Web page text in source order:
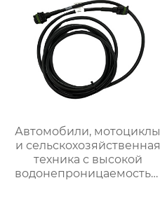
Автомобили, мотоциклы
и сельскохозяйственная
техника с высокой
водонепроницаемостью